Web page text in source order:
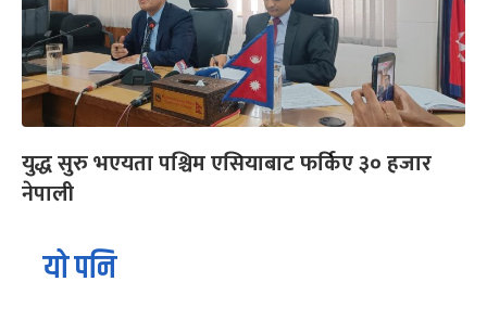
युद्ध सुरु भएयता पश्चिम एसियाबाट फर्किए ३० हजार
नेपाली
यो पनि